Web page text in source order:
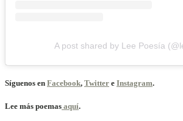
A post shared by Lee Poesía
Síguenos en Facebook, Twitter e Instagram.
Lee más poemas aquí.